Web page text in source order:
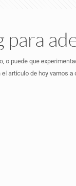
para
o puede que
el artículo de hoy vamos a